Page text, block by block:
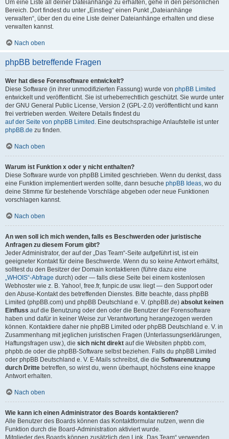
Um eine Liste all deiner Dateianhänge zu erhalten, gehe in den persönlichen
Bereich. Dort findest du unter „Einstieg“ einen Punkt „Dateianhänge
verwalten“, über den du eine Liste deiner Dateianhänge erhalten und diese
verwalten kannst.
Nach oben
phpBB betreffende Fragen
Wer hat diese Forensoftware entwickelt?
Diese Software (in ihrer unmodifizierten Fassung) wurde von phpBB Limited
entwickelt und veröffentlicht. Sie ist urheberrechtlich geschützt. Sie wurde unter
der GNU General Public License, Version 2 (GPL-2.0) veröffentlicht und kann
frei vertrieben werden. Weitere Details findest du
auf der Seite von phpBB Limited . Eine deutschsprachige Anlaufstelle ist unter
phpBB.de zu finden.
Nach oben
Warum ist Funktion x oder y nicht enthalten?
Diese Software wurde von phpBB Limited geschrieben. Wenn du denkst, dass
eine Funktion implementiert werden sollte, dann besuche phpBB Ideas, wo du
deine Stimme für bestehende Vorschläge abgeben oder neue Funktionen
vorschlagen kannst.
Nach oben
An wen soll ich mich wenden, falls es Beschwerden oder juristische
Anfragen zu diesem Forum gibt?
Jeder Administrator, der auf der „Das Team“-Seite aufgeführt ist, ist ein
geeigneter Kontakt für deine Beschwerde. Wenn du so keine Antwort erhältst,
solltest du den Besitzer der Domain kontaktieren (führe dazu eine
„WHOIS“-Abfrage durch) oder — falls diese Seite bei einem kostenlosen
Webhoster wie z. B. Yahoo!, free.fr, funpic.de usw. liegt — den Support oder
den Abuse-Kontakt des betreffenden Dienstes. Bitte beachte, dass phpBB
Limited (phpBB.com) und phpBB Deutschland e. V. (phpBB.de) absolut keinen
Einfluss auf die Benutzung oder den oder die Benutzer der Forensoftware
haben und dafür in keiner Weise zur Verantwortung herangezogen werden
können. Kontaktiere daher nie phpBB Limited oder phpBB Deutschland e. V. in
Zusammenhang mit jeglichen juristischen Fragen (Unterlassungserklärungen,
Haftungsfragen usw.), die sich nicht direkt auf die Websiten phpbb.com,
phpbb.de oder die phpBB-Software selbst beziehen. Falls du phpBB Limited
oder phpBB Deutschland e. V. E-Mails schreibst, die die Softwarenutzung
durch Dritte betreffen, so wirst du, wenn überhaupt, höchstens eine knappe
Antwort erhalten.
Nach oben
Wie kann ich einen Administrator des Boards kontaktieren?
Alle Benutzer des Boards können das Kontaktformular nutzen, wenn die
Funktion durch die Board-Administration aktiviert wurde.
Mitglieder des Boards können zusätzlich den Link „Das Team“ verwenden.